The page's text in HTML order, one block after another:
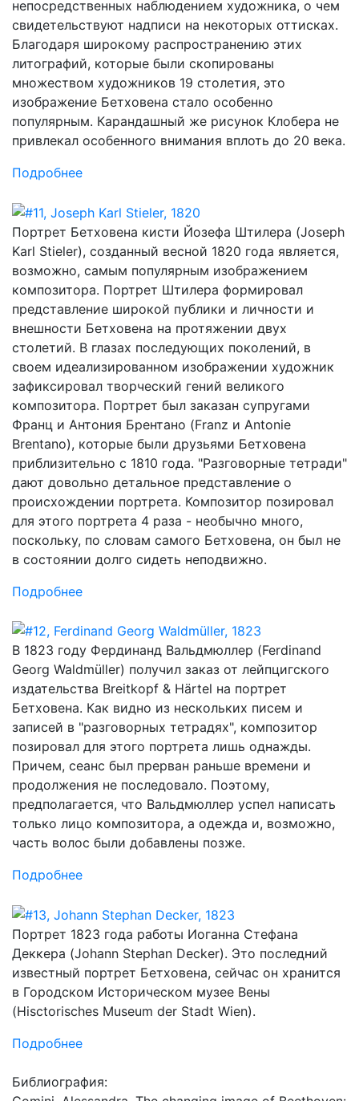
непосредственных наблюдением художника, о чем
свидетельствуют надписи на некоторых оттисках.
Благодаря широкому распространению этих
литографий, которые были скопированы
множеством художников 19 столетия, это
изображение Бетховена стало особенно
популярным. Карандашный же рисунок Клобера не
привлекал особенного внимания вплоть до 20 века.
Подробнее
Портрет Бетховена кисти Йозефа Штилера (Joseph
Karl Stieler), созданный весной 1820 года является,
возможно, самым популярным изображением
композитора. Портрет Штилера формировал
представление широкой публики и личности и
внешности Бетховена на протяжении двух
столетий. В глазах последующих поколений, в
своем идеализированном изображении художник
зафиксировал творческий гений великого
композитора. Портрет был заказан супругами
Франц и Антония Брентано (Franz и Antonie
Brentano), которые были друзьями Бетховена
приблизительно с 1810 года. "Разговорные тетради"
дают довольно детальное представление о
происхождении портрета. Композитор позировал
для этого портрета 4 раза - необычно много,
поскольку, по словам самого Бетховена, он был не
в состоянии долго сидеть неподвижно.
Подробнее
В 1823 году Фердинанд Вальдмюллер (Ferdinand
Georg Waldmüller) получил заказ от лейпцигского
издательства Breitkopf & Härtel на портрет
Бетховена. Как видно из нескольких писем и
записей в "разговорных тетрадях", композитор
позировал для этого портрета лишь однажды.
Причем, сеанс был прерван раньше времени и
продолжения не последовало. Поэтому,
предполагается, что Вальдмюллер успел написать
только лицо композитора, а одежда и, возможно,
часть волос были добавлены позже.
Подробнее
Портрет 1823 года работы Иоганна Стефана
Деккера (Johann Stephan Decker). Это последний
известный портрет Бетховена, сейчас он хранится
в Городском Историческом музее Вены
(Hisctorisches Museum der Stadt Wien).
Подробнее
Библиография: